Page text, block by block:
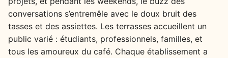
conversations s’entremêle avec le doux bruit des
tasses et des assiettes. Les terrasses accueillent un
public varié : étudiants, professionnels, familles, et
tous les amoureux du café. Chaque établissement a